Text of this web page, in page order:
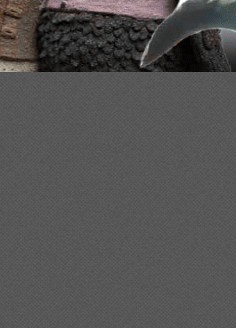
des réseaux sociaux